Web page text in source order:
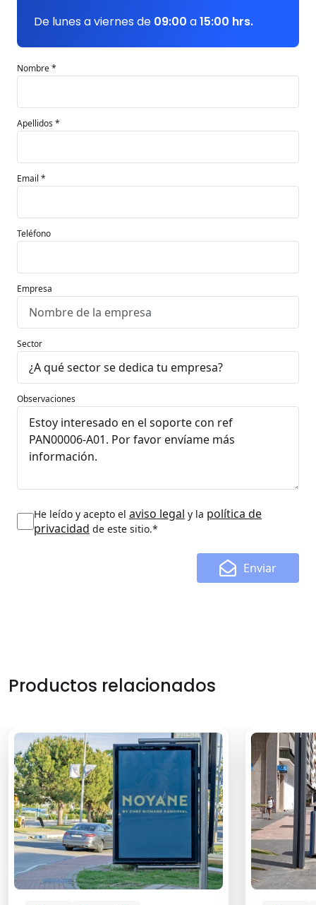
De lunes a viernes de 09:00 a15:00 hrs.
Nombre *
Apellidos *
Email *
Teléfono
Empresa
Sector
Observaciones
He leído y acepto el aviso legal y la política de
privacidad de este sitio.*
Enviar
Productos relacionados